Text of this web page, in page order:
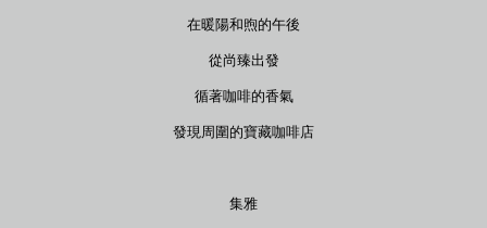
在暖陽和煦的午後
從尚臻出發
循著咖啡的香氣
發現周圍的寶藏咖啡店
集雅